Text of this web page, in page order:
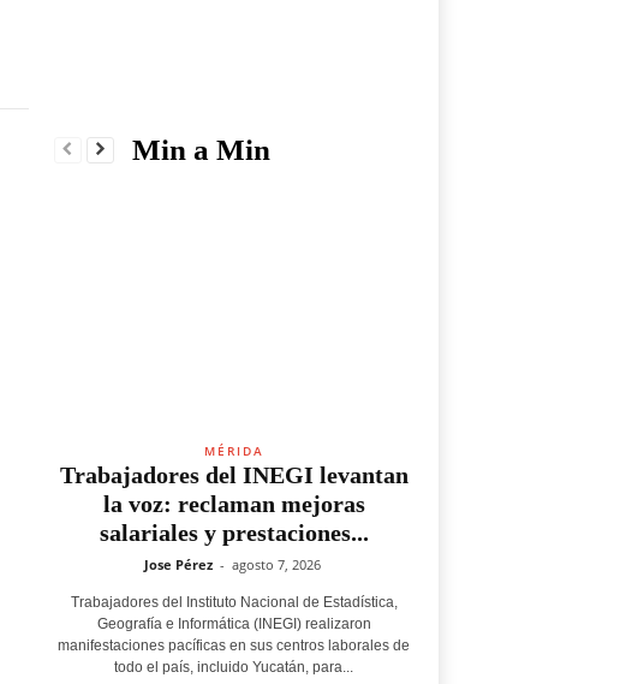
Min a Min
MÉRIDA
Trabajadores del INEGI levantan
la voz: reclaman mejoras
salariales y prestaciones...
Jose Pérez - agosto 7, 2026
Trabajadores del Instituto Nacional de Estadística,
Geografía e Informática (INEGI) realizaron
manifestaciones pacíficas en sus centros laborales de
todo el país, incluido Yucatán, para...